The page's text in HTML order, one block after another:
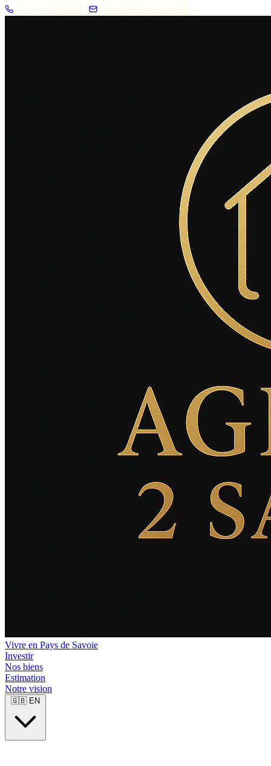
Vivre en Pays de Savoie
Investir
Nos biens
Estimation
Notre vision
🇬🇧 EN